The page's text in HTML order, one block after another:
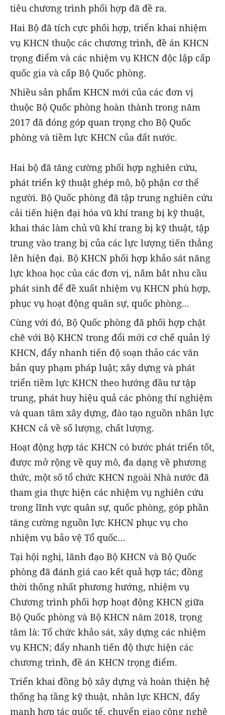
tiêu chương trình phối hợp đã đề ra.
Hai Bộ đã tích cực phối hợp, triển khai nhiệm
vụ KHCN thuộc các chương trình, đề án KHCN
trọng điểm và các nhiệm vụ KHCN độc lập cấp
quốc gia và cấp Bộ Quốc phòng.
Nhiều sản phẩm KHCN mới của các đơn vị
thuộc Bộ Quốc phòng hoàn thành trong năm
2017 đã đóng góp quan trọng cho Bộ Quốc
phòng và tiềm lực KHCN của đất nước.
Hai bộ đã tăng cường phối hợp nghiên cứu,
phát triển kỹ thuật ghép mô, bộ phận cơ thể
người. Bộ Quốc phòng đã tập trung nghiên cứu
cải tiến hiện đại hóa vũ khí trang bị kỹ thuật,
khai thác làm chủ vũ khí trang bị kỹ thuật, tập
trung vào trang bị của các lực lượng tiến thẳng
lên hiện đại. Bộ KHCN phối hợp khảo sát năng
lực khoa học của các đơn vị, nắm bắt nhu cầu
phát sinh để đề xuất nhiệm vụ KHCN phù hợp,
phục vụ hoạt động quân sự, quốc phòng...
Cùng với đó, Bộ Quốc phòng đã phối hợp chặt
chẽ với Bộ KHCN trong đổi mới cơ chế quản lý
KHCN, đẩy nhanh tiến độ soạn thảo các văn
bản quy phạm pháp luật; xây dựng và phát
triển tiềm lực KHCN theo hướng đầu tư tập
trung, phát huy hiệu quả các phòng thí nghiệm
và quan tâm xây dựng, đào tạo nguồn nhân lực
KHCN cả về số lượng, chất lượng.
Hoạt động hợp tác KHCN có bước phát triển tốt,
được mở rộng về quy mô, đa dạng về phương
thức, một số tổ chức KHCN ngoài Nhà nước đã
tham gia thực hiện các nhiệm vụ nghiên cứu
trong lĩnh vực quân sự, quốc phòng, góp phần
tăng cường nguồn lực KHCN phục vụ cho
nhiệm vụ bảo vệ Tổ quốc…
Tại hội nghị, lãnh đạo Bộ KHCN và Bộ Quốc
phòng đã đánh giá cao kết quả hợp tác; đồng
thời thống nhất phương hướng, nhiệm vụ
Chương trình phối hợp hoạt động KHCN giữa
Bộ Quốc phòng và Bộ KHCN năm 2018, trọng
tâm là: Tổ chức khảo sát, xây dựng các nhiệm
vụ KHCN; đẩy nhanh tiến độ thực hiện các
chương trình, đề án KHCN trọng điểm.
Triển khai đồng bộ xây dựng và hoàn thiện hệ
thống hạ tầng kỹ thuật, nhân lực KHCN, đẩy
mạnh hợp tác quốc tế, chuyển giao công nghệ